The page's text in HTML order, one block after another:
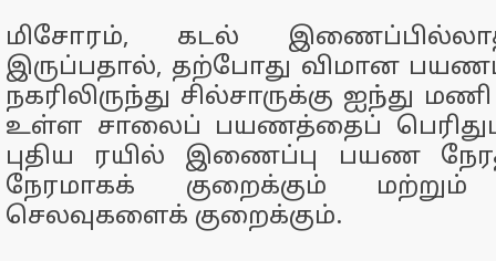
மிசோரம், கடல்
இருப்பதால், தற்போது விமான
நகரிலிருந்து சில்சாருக்கு ஐந்து
உள்ள சாலைப் பயணத்தைப் பெரிதும்
புதிய ரயில் இணைப்பு பயண
நேரமாகக் குறைக்கும் மற்றும்
செலவுகளைக் குறைக்கும்.